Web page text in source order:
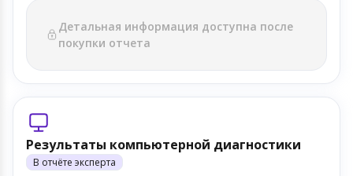
Детальная информация доступна после
покупки отчета
Результаты компьютерной диагностики
В отчёте эксперта